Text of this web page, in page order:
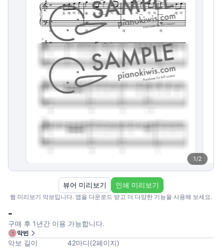
1/2
웹 미리보기 악보입니다. 앱을 다운로드 받고 더 다양한 기능을 사용해 보세요.
뷰어 미리보기 인쇄 미리보기
-
구매 후 1년간 이용 가능합니다.
악빈
악보 길이 42마디(2페이지)